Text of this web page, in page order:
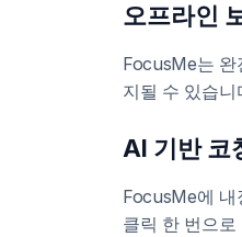
오프라인
FocusMe는 완
지될 수 있습니
AI 기반 코
FocusMe에 내
클릭 한 번으